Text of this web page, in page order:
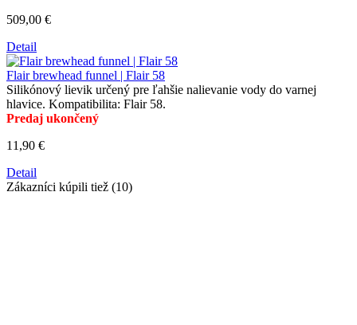
509,00 €
Detail
Flair brewhead funnel | Flair 58
Silikónový lievik určený pre ľahšie nalievanie vody do varnej
hlavice. Kompatibilita: Flair 58.
Predaj ukončený
11,90 €
Detail
Zákazníci kúpili tiež (10)